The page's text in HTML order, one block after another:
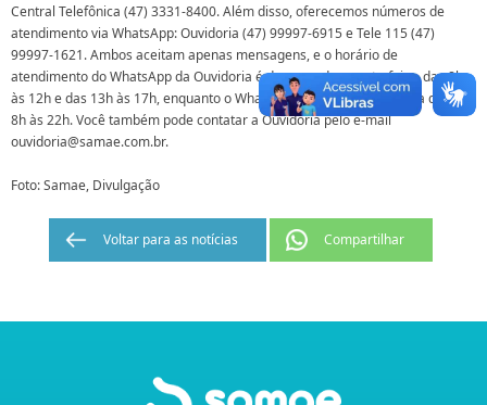
Central Telefônica (47) 3331-8400. Além disso, oferecemos números de
atendimento via WhatsApp: Ouvidoria (47) 99997-6915 e Tele 115 (47)
99997-1621. Ambos aceitam apenas mensagens, e o horário de
atendimento do WhatsApp da Ouvidoria é de segunda a sexta-feira, das 8h
às 12h e das 13h às 17h, enquanto o WhatsApp do Tele 115 funciona das
8h às 22h. Você também pode contatar a Ouvidoria pelo e-mail
ouvidoria@samae.com.br.
Foto: Samae, Divulgação
Voltar para as notícias Compartilhar